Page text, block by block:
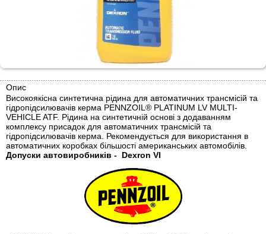
Опис
Високоякісна синтетична рідина для автоматичних трансмісій та
гідропідсилювачів керма PENNZOIL® PLATINUM LV MULTI-
VEHICLE ATF. Рідина на синтетичній основі з додаванням
комплексу присадок для автоматичних трансмісій та
гідропідсилювачів керма. Рекомендується для використання в
автоматичних коробках більшості американських автомобілів.
Допуски автовиробників - Dexron VI